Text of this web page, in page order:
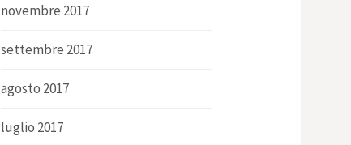
novembre 2017
settembre 2017
agosto 2017
luglio 2017